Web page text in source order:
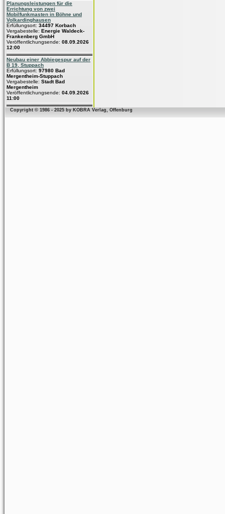
Planungsleistungen für die
Errichtung von zwei
Mobilfunkmasten in Böhne und
Volkardinghausen
Erfüllungsort: 34497 Korbach
Vergabestelle: Energie Waldeck-
Frankenberg GmbH
Veröffentlichungsende: 08.09.2026
12:00
Neubau einer Abbiegespur auf der
B 19, Stuppach
Erfüllungsort: 97980 Bad
Mergentheim-Stuppach
Vergabestelle: Stadt Bad
Mergentheim
Veröffentlichungsende: 04.09.2026
11:00
Copyright © 1986 - 2025 by KOBRA Verlag, Offenburg